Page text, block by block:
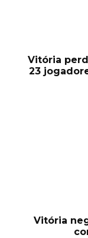
Vitória
23
Vitória